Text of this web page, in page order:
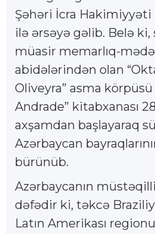
Şəhəri İcra Hakimiyyəti
ilə ərsəyə gəlib. Belə ki,
müasir memarlıq-
abidələrindən olan
Oliveyra” asma körpüsü
Andrade” kitabxanası
axşamdan başlayaraq
Azərbaycan
bürünüb.
Azərbaycanın
dəfədir ki, təkcə
Latın Amerikası